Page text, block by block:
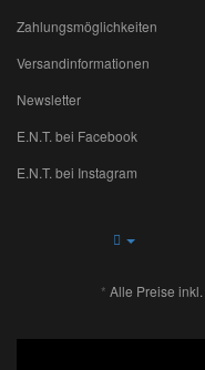
Zahlungsmöglichkeiten
Versandinformationen
Newsletter
E.N.T. bei Facebook
E.N.T. bei Instagram
* Alle Preise